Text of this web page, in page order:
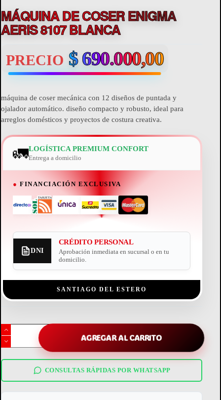
MÁQUINA DE COSER ENIGMA
AERIS 8107 BLANCA
PRECIO $690.000,00
máquina de coser mecánica con 12 diseños de puntada y
ojalador automático. diseño compacto y robusto, ideal para
arreglos domésticos y proyectos de costura creativa.
🚛LOGÍSTICA PREMIUM CONFORT
Entrega a domicilio
● FINANCIACIÓN EXCLUSIVA
DNI
CRÉDITO PERSONAL
Aprobación inmediata en sucursal o en tu
domicilio.
SANTIAGO DEL ESTERO
máquina
de
coser
aeris
blanca
AGREGAR AL CARRITO
CONSULTAS RÁPIDAS POR WHATSAPP